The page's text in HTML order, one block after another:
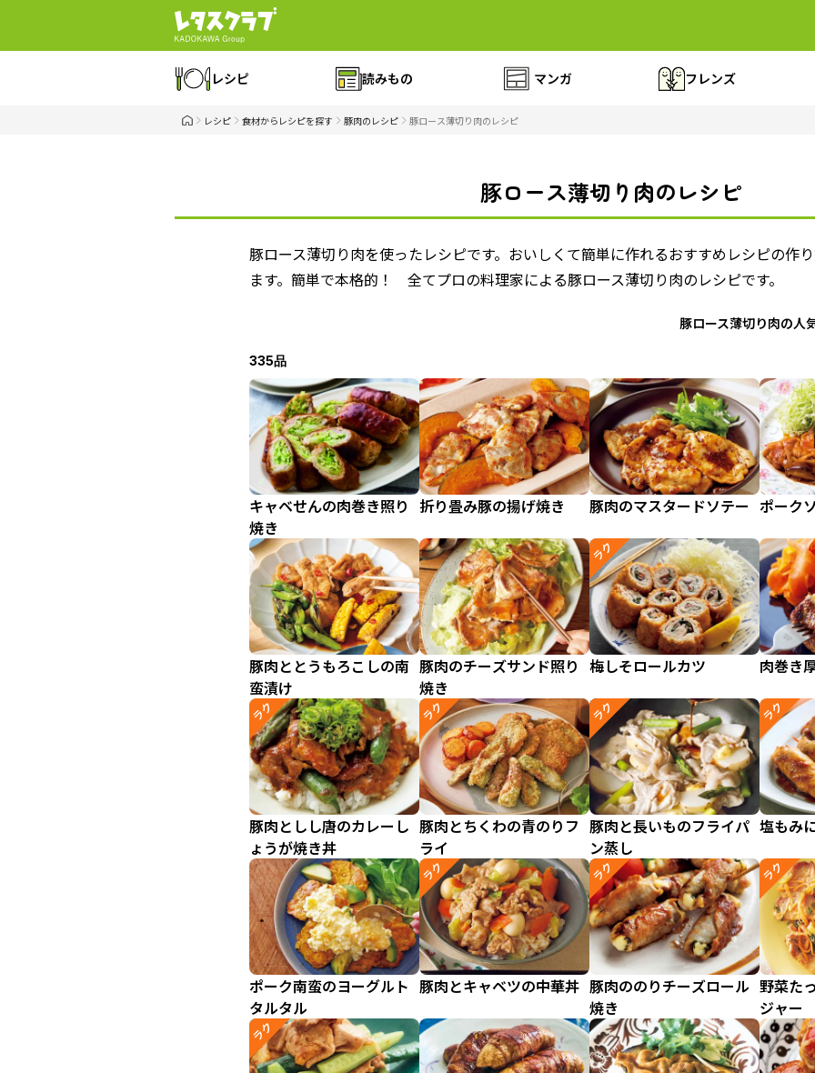
レシピ 読みもの マンガ フレンズ
レシピ 食材からレシピを探す 豚肉のレシピ 豚ロース薄切り肉のレシピ
豚ロース薄切り肉のレシピ
豚ロース薄切り肉を使ったレシピです。おいしくて簡単に作れるおすすめレシピの作
ます。簡単で本格的！ 全てプロの料理家による豚ロース薄切り肉のレシピです。
豚ロース薄切り肉の人
335品
キャベせんの肉巻き照り
焼き
折り畳み豚の揚げ焼き 豚肉のマスタードソテー ポーク
豚肉ととうもろこしの南
蛮漬け
豚肉のチーズサンド照り
焼き
ラク
梅しそロールカツ 肉巻き
ラク
豚肉としし唐のカレーし
ょうが焼き丼
ラク
豚肉とちくわの青のりフ
ライ
ラク
豚肉と長いものフライパ
ン蒸し
ラク
塩もみ
ポーク南蛮のヨーグルト
タルタル
ラク
豚肉とキャベツの中華丼
ラク
豚肉ののりチーズロール
焼き
ラク
野菜た
ジャー
ラク